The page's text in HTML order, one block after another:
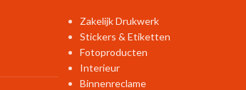
Zakelijk Drukwerk
Stickers & Etiketten
Fotoproducten
Interieur
Binnenreclame